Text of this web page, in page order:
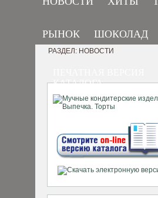
РЫНОК ШОКОЛАД
КАТАЛОГА
РАЗДЕЛ: НОВОСТИ